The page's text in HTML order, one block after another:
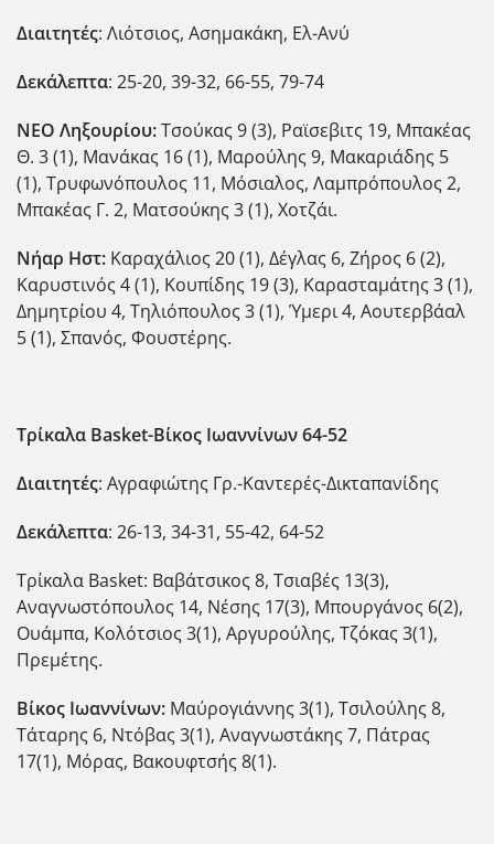
Διαιτητές: Λιότσιος, Ασημακάκη, Ελ-Ανύ
Δεκάλεπτα: 25-20, 39-32, 66-55, 79-74
ΝΕΟ Ληξουρίου:Τσούκας 9 (3), Ραϊσεβιτς 19, Μπακέας
Θ. 3 (1), Μανάκας 16 (1), Μαρούλης 9, Μακαριάδης 5
(1), Τρυφωνόπουλος 11, Μόσιαλος, Λαμπρόπουλος 2,
Μπακέας Γ. 2, Ματσούκης 3 (1), Χοτζάι.
Νήαρ Ηστ: Καραχάλιος 20 (1), Δέγλας 6, Ζήρος 6 (2),
Καρυστινός 4 (1), Κουπίδης 19 (3), Καρασταμάτης 3 (1),
Δημητρίου 4, Τηλιόπουλος 3 (1), Ύμερι 4, Αουτερβάαλ
5 (1), Σπανός, Φουστέρης.
Τρίκαλα Basket-Βίκος Ιωαννίνων 64-52
Διαιτητές: Αγραφιώτης Γρ.-Καντερές-Δικταπανίδης
Δεκάλεπτα: 26-13, 34-31, 55-42, 64-52
Τρίκαλα Basket: Βαβάτσικος 8, Τσιαβές 13(3),
Αναγνωστόπουλος 14, Νέσης 17(3), Μπουργάνος 6(2),
Ουάμπα, Κολότσιος 3(1), Αργυρούλης, Τζόκας 3(1),
Πρεμέτης.
Βίκος Ιωαννίνων: Μαύρογιάννης 3(1), Τσιλούλης 8,
Τάταρης 6, Ντόβας 3(1), Αναγνωστάκης 7, Πάτρας
17(1), Μόρας, Βακουφτσής 8(1).